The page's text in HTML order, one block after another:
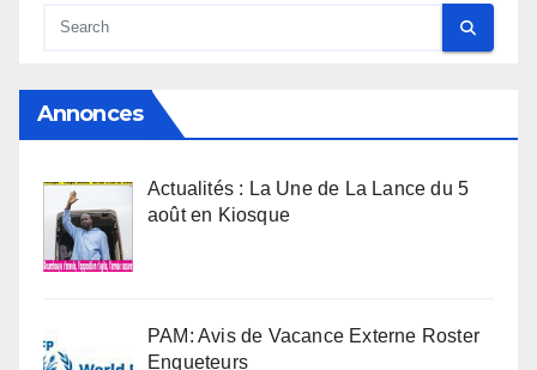
Annonces
Actualités : La Une de La Lance du 5
août en Kiosque
PAM: Avis de Vacance Externe Roster
Enqueteurs